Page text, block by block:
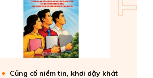
Củng cố niềm tin, khơi dậy khát